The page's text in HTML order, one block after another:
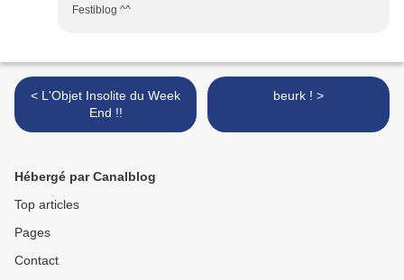
Festiblog ^^
< L'Objet Insolite du Week
End !!
beurk ! >
Hébergé par Canalblog
Top articles
Pages
Contact